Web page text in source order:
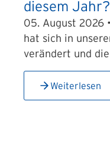
diesem Jahr?
05. August 2026
hat sich in
verändert und
Weiterlesen